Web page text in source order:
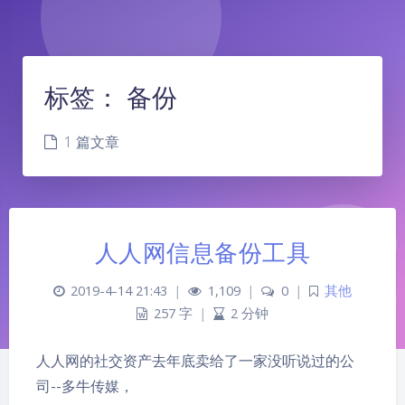
夜间模式
标签： 备份
1 篇文章
人人网信息备份工具
2019-4-14 21:43 | 1,109 | 0 |
其他
257 字 | 2 分钟
人人网的社交资产去年底卖给了一家没听说过的公
司--多牛传媒，